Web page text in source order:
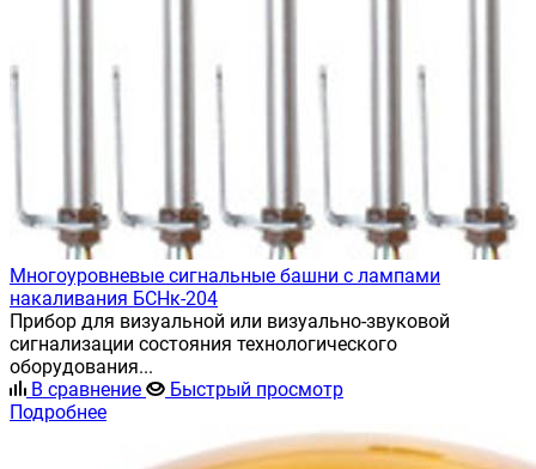
Многоуровневые сигнальные башни с лампами
накаливания БСНк-204
Прибор для визуальной или визуально-звуковой
сигнализации состояния технологического
оборудования...
В сравнение
Быстрый просмотр
Подробнее